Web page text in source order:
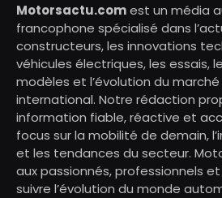
Motorsactu.comest un média
francophone spécialisé dans
constructeurs, les innovations
véhicules électriques, les essais,
modèles et l’évolution du
international. Notre rédaction
information fiable, réactive et
focus sur la mobilité de demain,
et les tendances du secteur.
aux passionnés, professionnels
suivre l’évolution du monde